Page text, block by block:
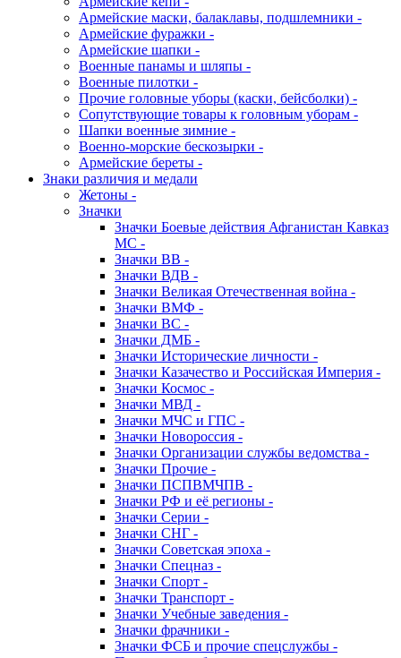
Армейские маски, балаклавы, подшлемники -
Армейские фуражки -
Армейские шапки -
Военные панамы и шляпы -
Военные пилотки -
Прочие головные уборы (каски, бейсболки) -
Сопутствующие товары к головным уборам -
Шапки военные зимние -
Военно-морские бескозырки -
Армейские береты -
Знаки различия и медали
Жетоны -
Значки
Значки Боевые действия Афганистан Кавказ
МС -
Значки ВВ -
Значки ВДВ -
Значки Великая Отечественная война -
Значки ВМФ -
Значки ВС -
Значки ДМБ -
Значки Исторические личности -
Значки Казачество и Российская Империя -
Значки Космос -
Значки МВД -
Значки МЧС и ГПС -
Значки Новороссия -
Значки Организации службы ведомства -
Значки Прочие -
Значки ПСПВМЧПВ -
Значки РФ и её регионы -
Значки Серии -
Значки СНГ -
Значки Советская эпоха -
Значки Спецназ -
Значки Спорт -
Значки Транспорт -
Значки Учебные заведения -
Значки фрачники -
Значки ФСБ и прочие спецслужбы -